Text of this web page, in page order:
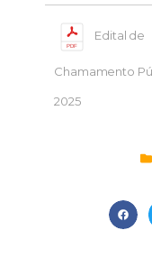
Edital de
Chamamento
2025